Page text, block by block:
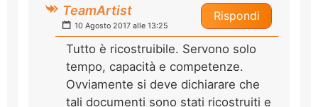
Rispondi
TeamArtist
10 Agosto 2017 alle 13:25
Tutto è ricostruibile. Servono solo
tempo, capacità e competenze.
Ovviamente si deve dichiarare che
tali documenti sono stati ricostruiti e